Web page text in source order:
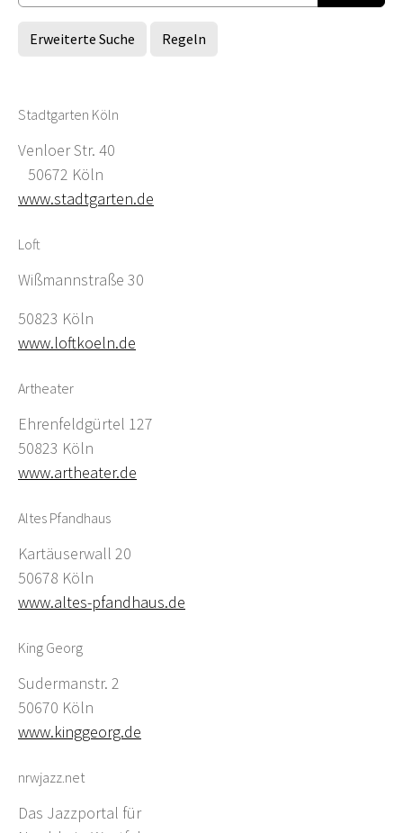
Erweiterte Suche Regeln
Stadtgarten Köln
Venloer Str. 40
50672 Köln
www.stadtgarten.de
Loft
Wißmannstraße 30
50823 Köln
www.loftkoeln.de
Artheater
Ehrenfeldgürtel 127
50823 Köln
www.artheater.de
Altes Pfandhaus
Kartäuserwall 20
50678 Köln
www.altes-pfandhaus.de
King Georg
Sudermanstr. 2
50670 Köln
www.kinggeorg.de
nrwjazz.net
Das Jazzportal für